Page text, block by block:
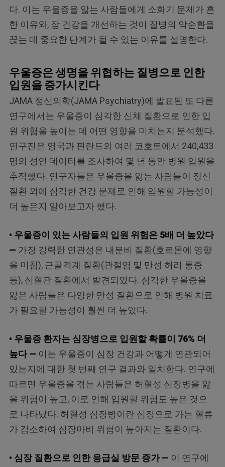
다. 이는 우울증을 앓는 사람들에게 소화기 문제가 흔
한 이유와, 장 건강을 개선하는 것이 질병의 악순환을
끊는 데 중요한 단계가 될 수 있는 이유를 설명한다.
우울증은 생명을 위협하는 질병으로 인한
입원을 증가시킨다
JAMA 정신의학(JAMA Psychiatry)에 발표된 또 다른
연구에서는 우울증이 심각한 신체 질환으로 인한 입
원 위험을 높이는 데 어떤 영향을 미치는지 분석했다.
연구진은 영국과 핀란드의 여러 코호트에서 240,433
명의 성인 데이터를 조사하여 몇 년 동안 병원 입원을
추적했다. 연구자들은 우울증을 앓는 사람들이 정신
질환 외에 심각한 건강 문제로 인해 입원할 가능성이
더 높은지 알아보고자 했다.
• 우울증이 있는 사람들의 입원 위험은 5배 더 높았다
— 가장 강력한 연관성은 내분비 질환(호르몬에 영향
을 미침), 근골격계 질환(관절염 및 만성 허리 통증
등), 심혈관 질환에서 발견되었다. 심각한 우울증을
앓은 사람들은 다양한 만성 질환으로 인해 병원 치료
가 필요할 가능성이 훨씬 더 높았다.
• 우울증 환자는 심장병으로 입원할 확률이 76% 더
높다 — 이는 우울증이 심장 건강과 어떻게 연관되어
있는지에 대한 첫 번째 연구 결과와 일치한다. 연구에
따르면 우울증을 겪는 사람들은 허혈성 심장병을 앓
을 위험이 높고, 이로 인해 입원할 위험도 높은 것으
로 나타났다. 허혈성 심장병이란 심장으로 가는 혈류
가 감소하여 심장마비 위험이 높아지는 질환이다.
• 심장 질환으로 인한 응급실 방문 증가 — 이 연구에